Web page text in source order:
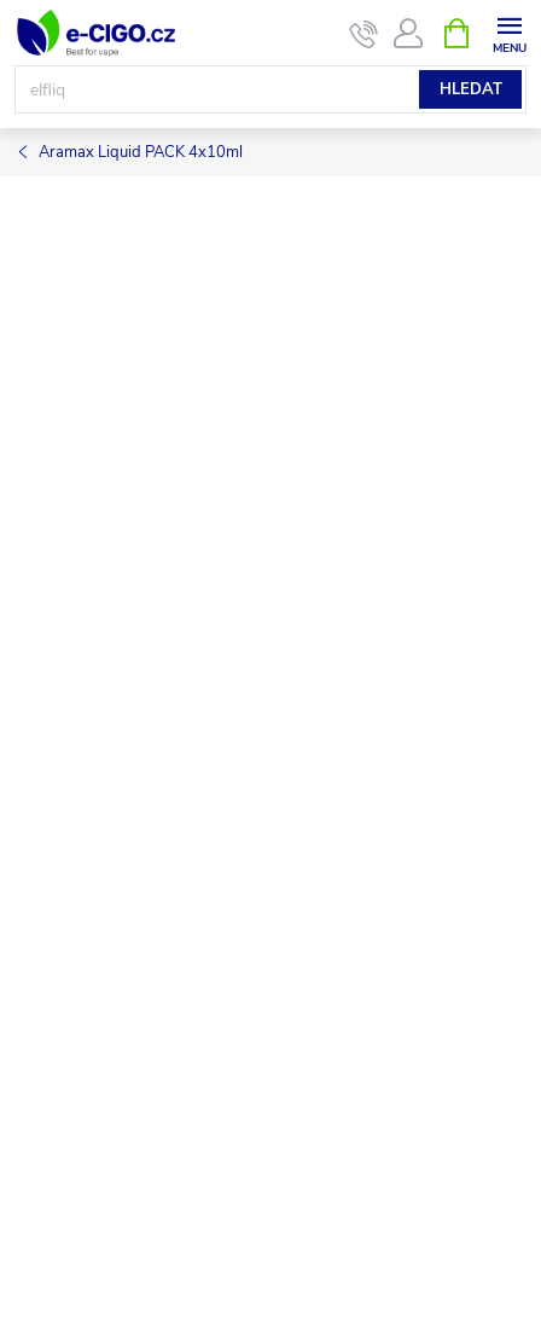
Přejít
obsah
HLEDAT
NÁKUPNÍ
KOŠÍK
Aramax Liquid PACK 4x10ml